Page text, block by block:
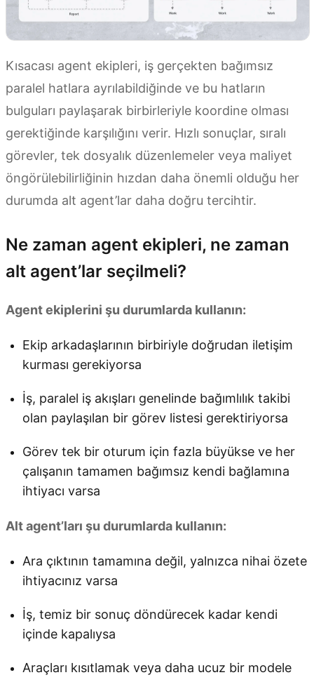
Kısacası agent ekipleri, iş gerçekten bağımsız
paralel hatlara ayrılabildiğinde ve bu hatların
bulguları paylaşarak birbirleriyle koordine olması
gerektiğinde karşılığını verir. Hızlı sonuçlar, sıralı
görevler, tek dosyalık düzenlemeler veya maliyet
öngörülebilirliğinin hızdan daha önemli olduğu her
durumda alt agent’lar daha doğru tercihtir.
Ne zaman agent ekipleri, ne zaman
alt agent’lar seçilmeli?
Agent ekiplerini şu durumlarda kullanın:
Ekip arkadaşlarının birbiriyle doğrudan iletişim
kurması gerekiyorsa
İş, paralel iş akışları genelinde bağımlılık takibi
olan paylaşılan bir görev listesi gerektiriyorsa
Görev tek bir oturum için fazla büyükse ve her
çalışanın tamamen bağımsız kendi bağlamına
ihtiyacı varsa
Alt agent’ları şu durumlarda kullanın:
Ara çıktının tamamına değil, yalnızca nihai özete
ihtiyacınız varsa
İş, temiz bir sonuç döndürecek kadar kendi
içinde kapalıysa
Araçları kısıtlamak veya daha ucuz bir modele